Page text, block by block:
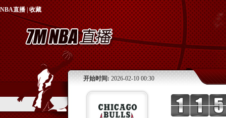
NBA直播|收藏
开始时间: 2026-02-10 00:30